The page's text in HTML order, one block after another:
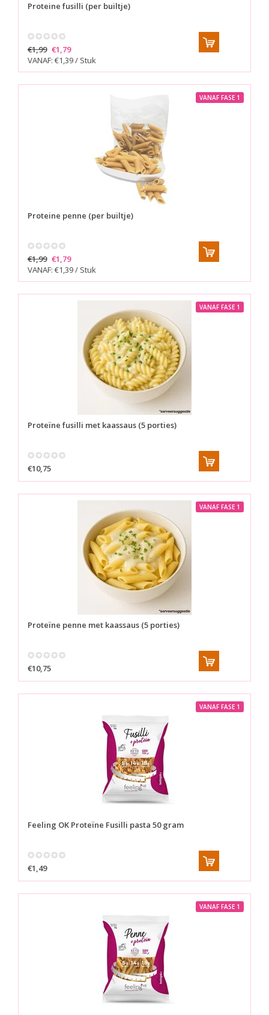
Proteine fusilli (per builtje)
€1,99 €1,79
VANAF: €1,39 / Stuk
VANAF FASE 1
Proteine penne (per builtje)
€1,99 €1,79
VANAF: €1,39 / Stuk
VANAF FASE 1
Proteïne fusilli met kaassaus (5 porties)
€10,75
VANAF FASE 1
Proteïne penne met kaassaus (5 porties)
€10,75
VANAF FASE 1
Feeling OK Proteïne Fusilli pasta 50 gram
€1,49
VANAF FASE 1